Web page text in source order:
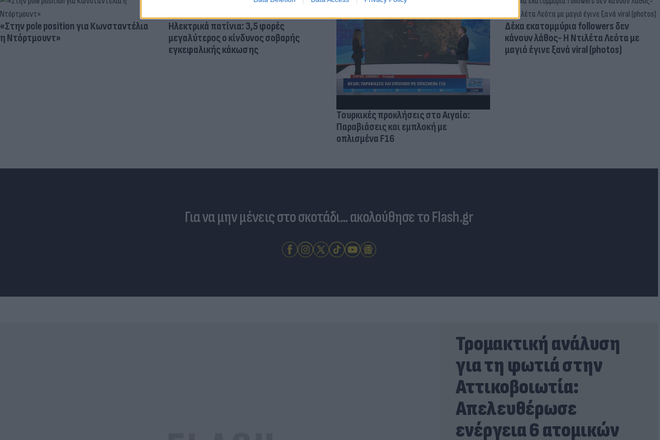
«Στην pole position για Κωνσταντέλια
η Ντόρτμουντ»
Ηλεκτρικά πατίνια: 3,5 φορές
μεγαλύτερος ο κίνδυνος σοβαρής
εγκεφαλικής κάκωσης
Τουρκικές προκλήσεις στο Αιγαίο:
Παραβιάσεις και εμπλοκή με
οπλισμένα F16
Δέκα εκατομμύρια followers δεν
κάνουν λάθος- Η Ντιλέτα Λεότα με
μαγιό έγινε ξανά viral (photos)
Για να μην μένεις στο σκοτάδι... ακολούθησε το Flash.gr
Τρομακτική ανάλυση
για τη φωτιά στην
Αττικοβοιωτία:
Απελευθέρωσε
ενέργεια 6 ατομικών